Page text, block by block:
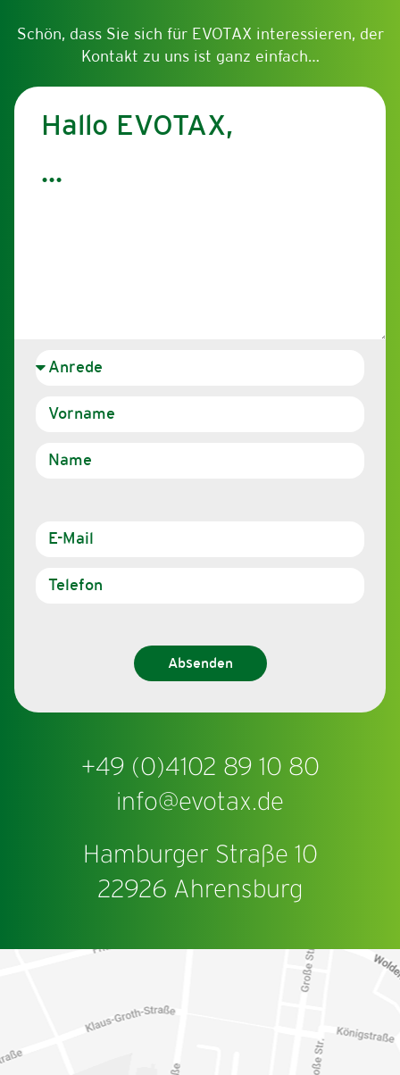
Schön, dass Sie sich für EVOTAX interessieren, der
Kontakt zu uns ist ganz einfach…
Hallo EVOTAX,
Absenden
+49 (0)4102 89 10 80
info@evotax.de
Hamburger Straße 10
22926 Ahrensburg